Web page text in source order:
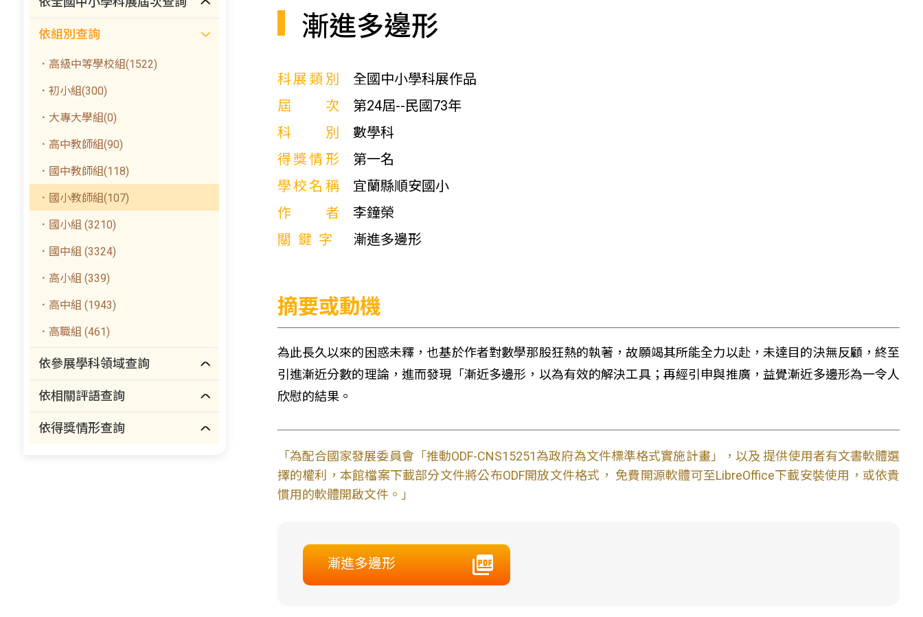
依組別查詢
．高級中等學校組(1522)
．初小組(300)
．大專大學組(0)
．高中教師組(90)
．國中教師組(118)
．國小教師組(107)
．國小組 (3210)
．國中組 (3324)
．高小組 (339)
．高中組 (1943)
．高職組 (461)
依參展學科領域查詢
依相關評語查詢
依得獎情形查詢
漸進多邊形
科展類別
全國中小學科展作品
屆次
第24屆--民國73年
科別
數學科
得獎情形
第一名
學校名稱
宜蘭縣順安國小
作者
李鐘榮
關鍵字
漸進多邊形
摘要或動機
為此長久以來的困惑未釋，也基於作者對數學那股狂熱的執著，故願竭其所能全力以赴，未達目的決無反顧，終至
引進漸近分數的理論，進而發現「漸近多邊形，以為有效的解決工具；再經引申與推廣，益覺漸近多邊形為一令人
欣慰的結果。
「為配合國家發展委員會「推動ODF-CNS15251為政府為文件標準格式實施計畫」，以及 提供使用者有文書軟體選
擇的權利，本館檔案下載部分文件將公布ODF開放文件格式， 免費開源軟體可至LibreOffice下載安裝使用，或依貴
慣用的軟體開啟文件。」
漸進多邊形